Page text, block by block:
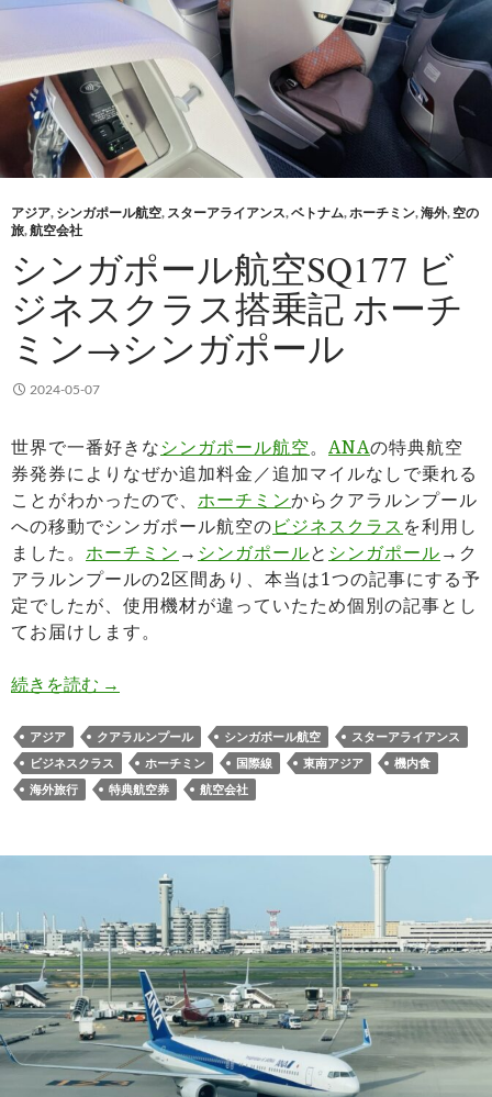
アジア, シンガポール航空, スターアライアンス,ベトナム,ホーチミン,海外, 空の
旅,航空会社
シンガポール航空SQ177 ビ
ジネスクラス搭乗記 ホーチ
ミン→シンガポール
2024-05-07
世界で一番好きなシンガポール航空。 ANAの特典航空
券発券によりなぜか追加料金／追加マイルなしで乗れる
ことがわかったので、 ホーチミンからクアラルンプール
への移動でシンガポール航空のビジネスクラス を利用し
ました。 ホーチミン → シンガポールと シンガポール→ク
アラルンプールの2区間あり、本当は1つの記事にする予
定でしたが、使用機材が違っていたため個別の記事とし
てお届けします。
続きを読む シンガポール航空SQ177 ビジネスクラス搭乗記
→
アジア クアラルンプール シンガポール航空
スターアライアンス
ビジネスクラス
ホーチミン 国際線 東南アジア
機内食
海外旅行
特典航空券 航空会社